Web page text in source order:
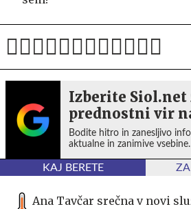
Izberite Siol.net
prednostni vir
Bodite hitro in zanesljivo
aktualne in zanimive vsebine.
KAJ BERETE
Ana Tavčar srečna v novi